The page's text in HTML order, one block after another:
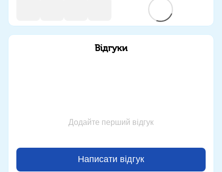
Відгуки
Додайте перший відгук
Написати відгук